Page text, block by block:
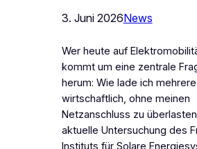
3. Juni 2026News
Wer heute auf
kommt um eine zentrale
herum: Wie lade ich
wirtschaftlich, ohne meinen
Netzanschluss zu
aktuelle Untersuchung des
Instituts für Solare